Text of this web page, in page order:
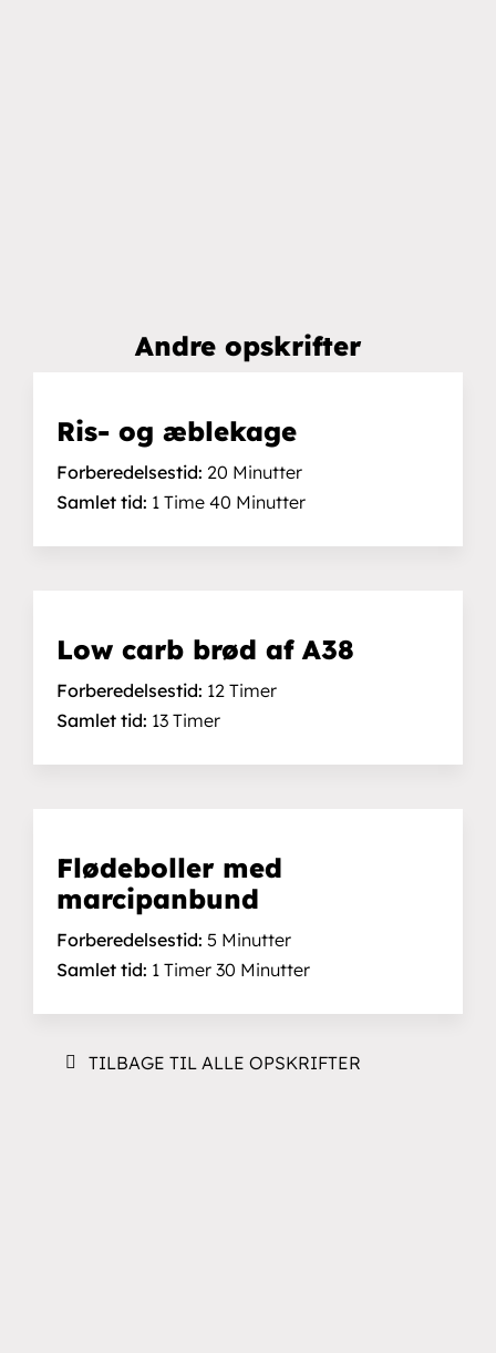
Andre opskrifter
Ris- og æblekage
Forberedelsestid: 20 Minutter
Samlet tid: 1 Time 40 Minutter
Low carb brød af A38
Forberedelsestid: 12 Timer
Samlet tid: 13 Timer
Flødeboller med
marcipanbund
Forberedelsestid: 5 Minutter
Samlet tid: 1 Timer 30 Minutter
TILBAGE TIL ALLE OPSKRIFTER